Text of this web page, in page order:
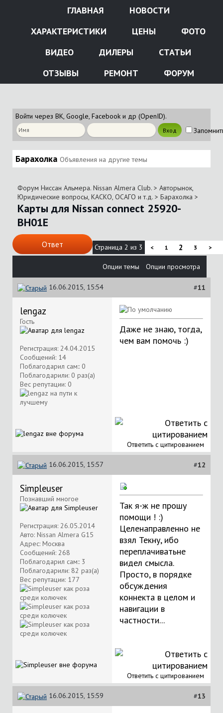
ГЛАВНАЯ
НОВОСТИ
ХАРАКТЕРИСТИКИ
ЦЕНЫ
ФОТО
ВИДЕО
ДИЛЕРЫ
СТАТЬИ
ОТЗЫВЫ
РЕМОНТ ФОРУМ
Войти через ВК, Google, Facebook и др (OpenID).
Барахолка Объявления на другие темы
Форум Ниссан Альмера. Nissan Almera Club. > Авторынок,
Юридические вопросы, КАСКО, ОСАГО и т.д. > Барахолка >
Карты для Nissan connect 25920-
ВН01Е
Ответ Страница 2 из 3 < 1 2 3 >
Опции темы Опции просмотра
16.06.2015, 15:54 #11
lengaz
Гость
Регистрация: 24.04.2015
Сообщений: 14
Поблагодарил сам:: 0
Поблагодарили: 0 раз(а)
Вес репутации: 0
Даже не знаю, тогда,
чем вам помочь :)
Ответить с цитированием
16.06.2015, 15:57 #12
Simpleuser
Познавший многое
Регистрация: 26.05.2014
Авто: Nissan Almera G15
Адрес: Москва
Сообщений: 268
Поблагодарил сам:: 3
Поблагодарили: 82 раз(а)
Вес репутации: 177
Так я-ж не прошу
помощи ! :)
Целенаправленно не
взял Текну, ибо
переплачиватьне
видел смысла.
Просто, в порядке
обсуждения
коннекта в целом и
навигации в
частности...
Ответить с цитированием
16.06.2015, 15:59 #13